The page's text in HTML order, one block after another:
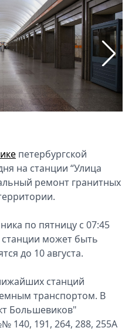
петербургской
на станции “Улица
ремонт гранитных
по пятницу с 07:45
станции может быть
до 10 августа.
станций
транспортом. В
Большевиков"
140, 191, 264, 288, 255А